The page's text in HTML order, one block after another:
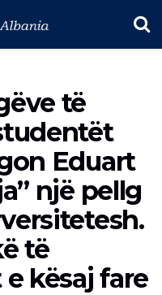
të
Eduart
një pellg
të
kësaj fare